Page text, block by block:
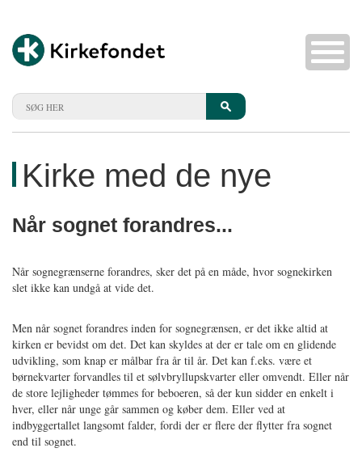
Kirke med de nye
Når sognet forandres...
Når sognegrænserne forandres, sker det på en måde, hvor sognekirken
slet ikke kan undgå at vide det.
Men når sognet forandres inden for sognegrænsen, er det ikke altid at
kirken er bevidst om det. Det kan skyldes at der er tale om en glidende
udvikling, som knap er målbar fra år til år. Det kan f.eks. være et
børnekvarter forvandles til et sølvbryllupskvarter eller omvendt. Eller når
de store lejligheder tømmes for beboeren, så der kun sidder en enkelt i
hver, eller når unge går sammen og køber dem. Eller ved at
indbyggertallet langsomt falder, fordi der er flere der flytter fra sognet
end til sognet.